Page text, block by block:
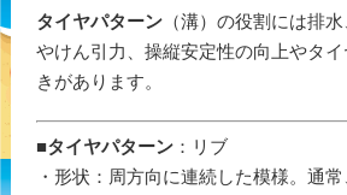
タイヤパターン（溝）の役割には排
やけん引力、操縦安定性の向上やタ
きがあります。
■タイヤパターン：リブ
・形状：周方向に連続した模様。通